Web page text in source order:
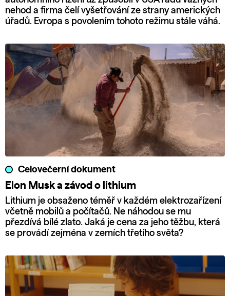
nehod a firma čelí vyšetřování ze strany amerických
úřadů. Evropa s povolením tohoto režimu stále váhá.
Celovečerní dokument
Elon Musk a závod o lithium
Lithium je obsaženo téměř v každém elektrozařízení
včetně mobilů a počítačů. Ne náhodou se mu
přezdívá bílé zlato. Jaká je cena za jeho těžbu, která
se provádí zejména v zemích třetího světa?